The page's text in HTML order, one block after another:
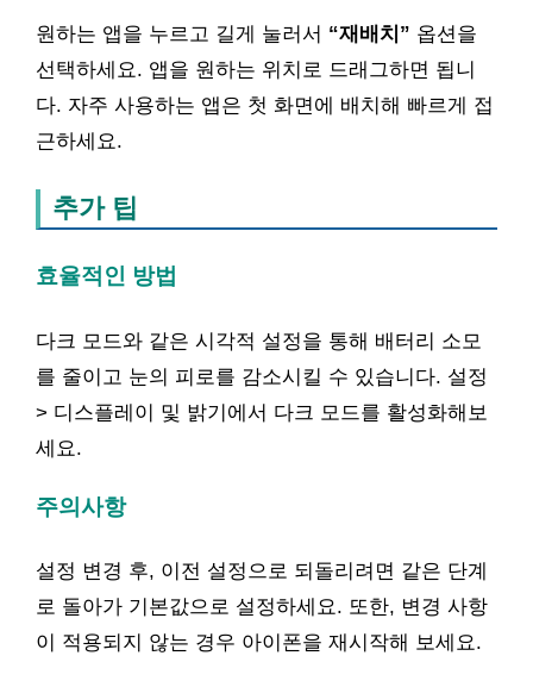
원하는 앱을 누르고 길게 눌러서 “재배치” 옵션을
선택하세요. 앱을 원하는 위치로 드래그하면 됩니
다. 자주 사용하는 앱은 첫 화면에 배치해 빠르게 접
근하세요.
추가 팁
효율적인 방법
다크 모드와 같은 시각적 설정을 통해 배터리 소모
를 줄이고 눈의 피로를 감소시킬 수 있습니다. 설정
> 디스플레이 및 밝기에서 다크 모드를 활성화해보
세요.
주의사항
설정 변경 후, 이전 설정으로 되돌리려면 같은 단계
로 돌아가 기본값으로 설정하세요. 또한, 변경 사항
이 적용되지 않는 경우 아이폰을 재시작해 보세요.